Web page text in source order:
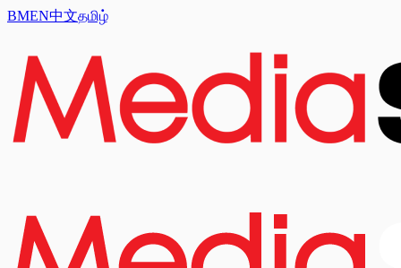
BMEN中文தமிழ்